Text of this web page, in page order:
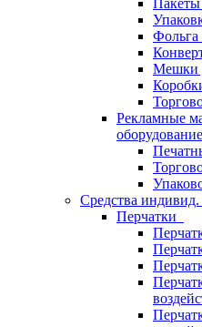
Пакеты
Фольга
Мешки
Рекламные
оборудование
Средства
Перчатки